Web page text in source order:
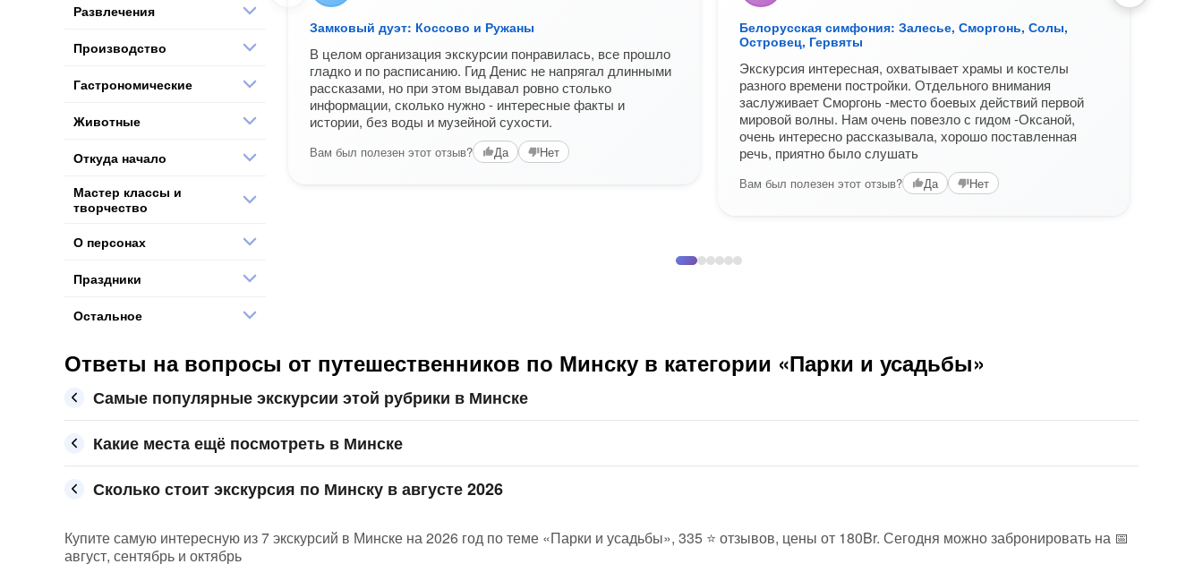
Замковый дуэт: Коссово и Ружаны
В целом организация экскурсии понравилась, все прошло
гладко и по расписанию. Гид Денис не напрягал длинными
рассказами, но при этом выдавал ровно столько
информации, сколько нужно - интересные факты и
истории, без воды и музейной сухости.
Вам был полезен этот отзыв? Да Нет
Белорусская симфония: Залесье, Сморгонь, Солы,
Островец, Гервяты
Экскурсия интересная, охватывает храмы и костелы
разного времени постройки. Отдельного внимания
заслуживает Сморгонь -место боевых действий первой
мировой волны. Нам очень повезло с гидом -Оксаной,
очень интересно рассказывала, хорошо поставленная
речь, приятно было слушать
Вам был полезен этот отзыв? Да Нет
Развлечения
Производство
Гастрономические
Животные
Откуда начало
Мастер классы и
творчество
О персонах
Праздники
Остальное
Ответы на вопросы от путешественников по Минску в категории «Парки и усадьбы»
Самые популярные экскурсии этой рубрики в Минске
Какие места ещё посмотреть в Минске
Сколько стоит экскурсия по Минску в августе 2026
Купите самую интересную из 7 экскурсий в Минске на 2026 год по теме «Парки и усадьбы», 335 ⭐ отзывов, цены от 180Br. Сегодня можно забронировать на 📅
август, сентябрь и октябрь